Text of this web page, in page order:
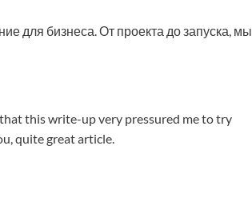
для бизнеса. От проекта до запуска, мы
this write-up very pressured me to try
quite great article.